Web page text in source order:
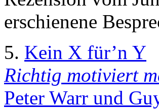
erschienene
5. Kein X für’n Y
Richtig motiviert
Peter Warr und